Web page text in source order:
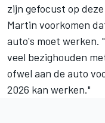
zijn gefocust op
Martin voorkomen
auto's moet werken.
veel bezighouden
ofwel aan de auto
2026 kan werken."